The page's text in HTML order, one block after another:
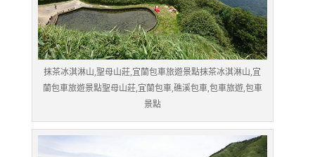
抹茶冰淇淋山,聖母山莊,宜蘭包車旅遊景點抹茶冰淇淋山,宜
蘭包車旅遊景點聖母山莊,宜蘭包車,礁溪包車,包車旅遊,包車
景點